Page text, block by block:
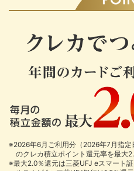
※2026年6月ご利用分（2026年7月指
のクレカ積立ポイント還元率を最大
※最大2.0％還元は三菱UFJ eスマート